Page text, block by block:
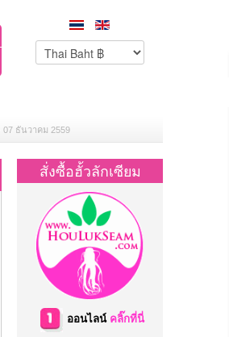
07 ธันวาคม 2559
สั่งซื้อฮั้วลักเซียม
ออนไลน์ คลิ๊กที่นี่